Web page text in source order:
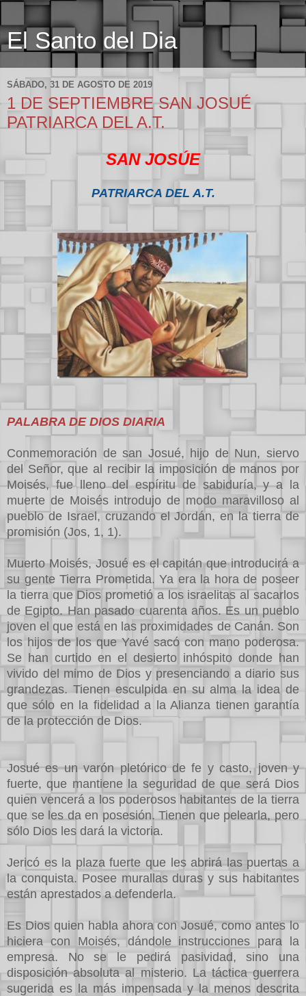
El Santo del Dia
SÁBADO, 31 DE AGOSTO DE 2019
1 DE SEPTIEMBRE SAN JOSUÉ
PATRIARCA DEL A.T.
SAN JOSÚE
PATRIARCA DEL A.T.
PALABRA DE DIOS DIARIA
Conmemoración de san Josué, hijo de Nun, siervo
del Señor, que al recibir la imposición de manos por
Moisés, fue lleno del espíritu de sabiduría, y a la
muerte de Moisés introdujo de modo maravilloso al
pueblo de Israel, cruzando el Jordán, en la tierra de
promisión (Jos, 1, 1).
Muerto Moisés, Josué es el capitán que introducirá a
su gente Tierra Prometida. Ya era la hora de poseer
la tierra que Dios prometió a los israelitas al sacarlos
de Egipto. Han pasado cuarenta años. Es un pueblo
joven el que está en las proximidades de Canán. Son
los hijos de los que Yavé sacó con mano poderosa.
Se han curtido en el desierto inhóspito donde han
vivido del mimo de Dios y presenciando a diario sus
grandezas. Tienen esculpida en su alma la idea de
que sólo en la fidelidad a la Alianza tienen garantía
de la protección de Dios.
Josué es un varón pletórico de fe y casto, joven y
fuerte, que mantiene la seguridad de que será Dios
quien vencerá a los poderosos habitantes de la tierra
que se les da en posesión. Tienen que pelearla, pero
sólo Dios les dará la victoria.
Jericó es la plaza fuerte que les abrirá las puertas a
la conquista. Posee murallas duras y sus habitantes
están aprestados a defenderla.
Es Dios quien habla ahora con Josué, como antes lo
hiciera con Moisés, dándole instrucciones para la
empresa. No se le pedirá pasividad, sino una
disposición absoluta al misterio. La táctica guerrera
sugerida es la más impensada y la menos descrita